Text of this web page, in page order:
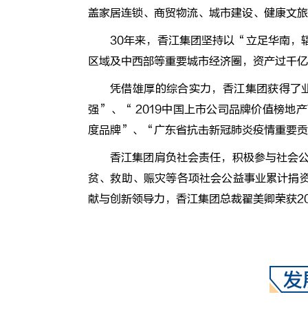
盖家居连锁、商贸物流、城市建设、健康
30年来，香江集团坚持以“立足华南，
区域及中西部等重要城市经济圈，资产过千
凭借雄厚的综合实力，香江集团获得
强”、“ 2019中国上市公司品牌价值榜地
度品牌”、“广东省抗击新冠肺炎疫情重要
香江集团肩负社会责任，积极参与社
贫、救助、赈灾等各项社会公益事业累计
献与创新领导力，香江集团总裁翟美卿荣